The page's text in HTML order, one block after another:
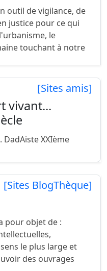
outil de vigilance, de
justice pour ce qui
le
touchant à notre
[Sites amis]
vivant...
DadAiste XXIème
[Sites BlogThèque]
pour objet de :
le plus large et
des ouvrages